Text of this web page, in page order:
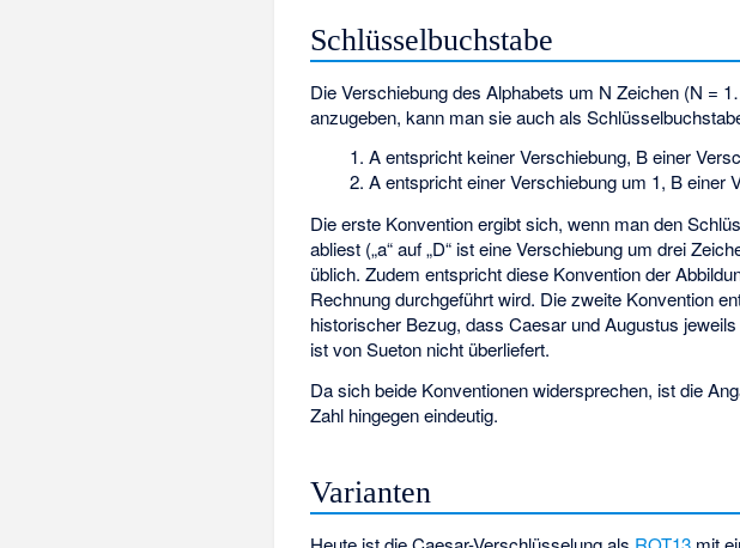
Schlüsselbuchstabe
Die Verschiebung des Alphabets um N Zeichen (N =
anzugeben, kann man sie auch als
A entspricht keiner Verschiebung, B einer
A entspricht einer Verschiebung um 1, B einer
Die erste Konvention ergibt sich, wenn man den
abliest („a“ auf „D“ ist eine Verschiebung um drei
üblich. Zudem entspricht diese Konvention der
Rechnung durchgeführt wird. Die zweite Konvention
historischer Bezug, dass Caesar und Augustus
ist von Sueton nicht überliefert.
Da sich beide Konventionen widersprechen, ist die
Zahl hingegen eindeutig.
Varianten